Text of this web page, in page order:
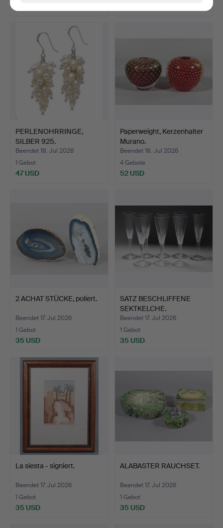
PERLENOHRRINGE,
SILBER 925.
Beendet 18. Jul 2026
1 Gebot
47 USD
Paperweight, Kerzenhalter
Murano.
Beendet 18. Jul 2026
4 Gebote
52 USD
2 ACHAT STÜCKE, poliert.
Beendet 17. Jul 2026
1 Gebot
35 USD
SATZ BESCHLIFFENE
SEKTKELCHE.
Beendet 17. Jul 2026
1 Gebot
35 USD
La siesta - signiert.
Beendet 17. Jul 2026
1 Gebot
35 USD
ALABASTER RAUCHSET.
Beendet 17. Jul 2026
1 Gebot
35 USD